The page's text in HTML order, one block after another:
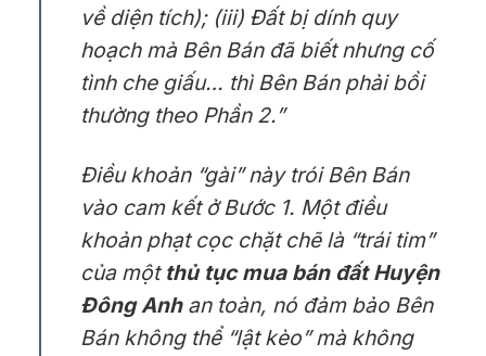
về diện tích); (iii) Đất bị dính quy
hoạch mà Bên Bán đã biết nhưng cố
tình che giấu… thì Bên Bán phải bồi
thường theo Phần 2.”
Điều khoản “gài” này trói Bên Bán
vào cam kết ở Bước 1. Một điều
khoản phạt cọc chặt chẽ là “trái tim”
của một thủ tục mua bán đất Huyện
Đông Anhan toàn, nó đảm bảo Bên
Bán không thể “lật kèo” mà không